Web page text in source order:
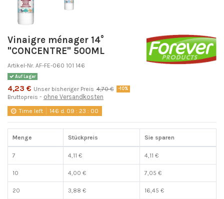
Vinaigre ménager 14°
"CONCENTRE" 500ML
Artikel-Nr. AF-FE-060 101 146
Auf Lager
4,23 € Unser bisheriger Preis 4,70 € -10%
Bruttopreis ohne Versandkosten
Time left 146 d. 09 : 23 : 00
Menge Stückpreis Sie sparen
7 4,11 € 4,11 €
10 4,00 € 7,05 €
20 3,88 € 16,45 €